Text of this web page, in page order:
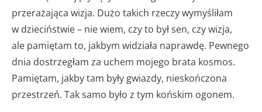
przerażająca wizja. Dużo takich rzeczy wymyśliłam
w dzieciństwie – nie wiem, czy to był sen, czy wizja,
ale pamiętam to, jakbym widziała naprawdę. Pewnego
dnia dostrzegłam za uchem mojego brata kosmos.
Pamiętam, jakby tam były gwiazdy, nieskończona
przestrzeń. Tak samo było z tym końskim ogonem.